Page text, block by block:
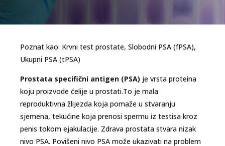
Poznat kao: Krvni test prostate, Slobodni PSA (fPSA),
Ukupni PSA (tPSA)
Prostata specifični antigen (PSA) je vrsta proteina
koju proizvode ćelije u prostati.To je mala
reproduktivna žlijezda koja pomaže u stvaranju
sjemena, tekućine koja prenosi spermu iz testisa kroz
penis tokom ejakulacije. Zdrava prostata stvara nizak
nivo PSA. Povišeni nivo PSA može ukazivati na problem